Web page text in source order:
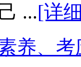
...[详
养、